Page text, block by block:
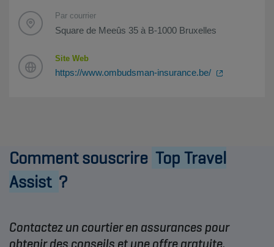
Par courrier
Square de Meeûs 35 à B-1000 Bruxelles
Site Web
https://www.ombudsman-insurance.be/
Comment souscrire Top Travel
Assist ?